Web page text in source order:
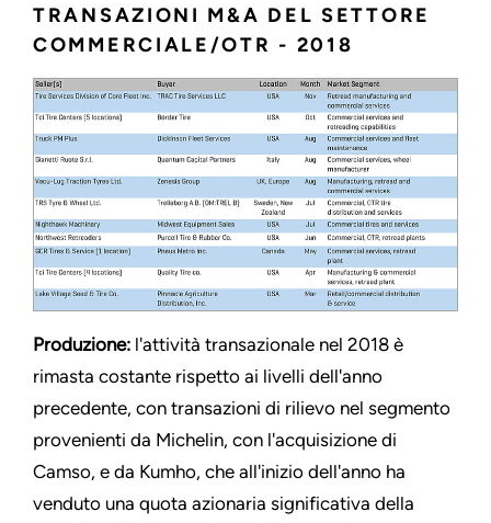
TRANSAZIONI M&A DEL SETTORE
COMMERCIALE/OTR - 2018
Produzione: l'attività transazionale nel 2018 è
rimasta costante rispetto ai livelli dell'anno
precedente, con transazioni di rilievo nel segmento
provenienti da Michelin, con l'acquisizione di
Camso, e da Kumho, che all'inizio dell'anno ha
venduto una quota azionaria significativa della